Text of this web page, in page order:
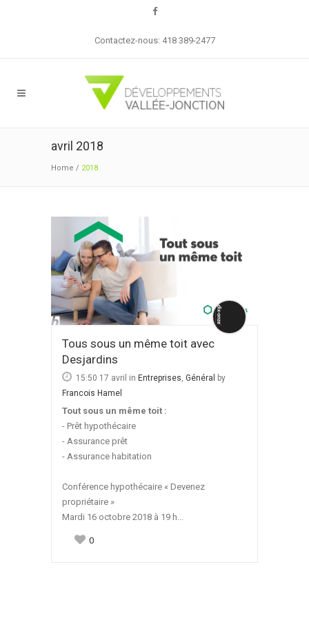
Contactez-nous: 418 389-2477
avril 2018
Home / 2018
Tous sous un même toit avec
Desjardins
15:50 17 avril in Entreprises, Général
by
Francois Hamel
Tout sous un même toit :
- Prêt hypothécaire
- Assurance prêt
- Assurance habitation
Conférence hypothécaire « Devenez
propriétaire »
Mardi 16 octobre 2018 à 19 h...
0